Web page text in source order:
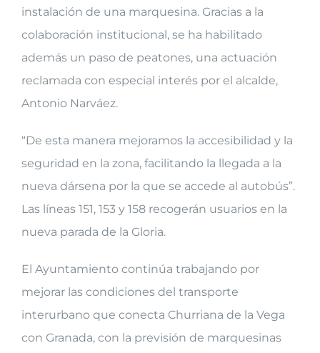
instalación de una marquesina. Gracias a la
colaboración institucional, se ha habilitado
además un paso de peatones, una actuación
reclamada con especial interés por el alcalde,
Antonio Narváez.
“De esta manera mejoramos la accesibilidad y la
seguridad en la zona, facilitando la llegada a la
nueva dársena por la que se accede al autobús”.
Las líneas 151, 153 y 158 recogerán usuarios en la
nueva parada de la Gloria.
El Ayuntamiento continúa trabajando por
mejorar las condiciones del transporte
interurbano que conecta Churriana de la Vega
con Granada, con la previsión de marquesinas